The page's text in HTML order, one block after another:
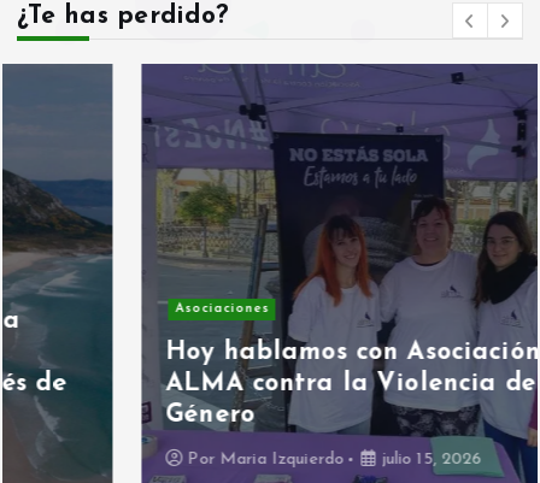
¿Te has perdido?
Hoy hablamos con Asociación
ALMA contra la Violencia de
Género
Maria Izquierdo julio 15, 2026